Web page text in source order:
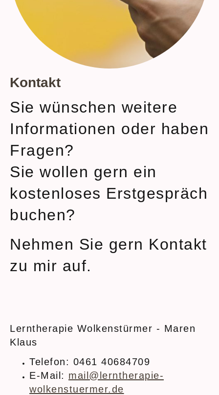
Kontakt
Lerntherapie Wolkenstürmer - Maren
Klaus
Telefon: 0461 40684709
E-Mail: mail@lerntherapie-
wolkenstuermer.de
Sie wünschen weitere
Informationen oder haben
Fragen?
Sie wollen gern ein
kostenloses Erstgespräch
buchen?
Nehmen Sie gern Kontakt
zu mir auf.